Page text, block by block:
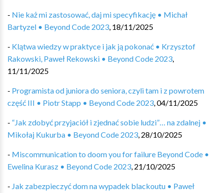
- Nie każ mi zastosować, daj mi specyfikację • Michał
Bartyzel • Beyond Code 2023, 18/11/2025
- Klątwa wiedzy w praktyce i jak ją pokonać • Krzysztof
Rakowski, Paweł Rekowski • Beyond Code 2023,
11/11/2025
- Programista od juniora do seniora, czyli tam i z powrotem
część III • Piotr Stapp • Beyond Code 2023,04/11/2025
- “Jak zdobyć przyjaciół i zjednać sobie ludzi”… na zdalnej •
Mikołaj Kukurba • Beyond Code 2023, 28/10/2025
- Miscommunication to doom you for failure Beyond Code •
Ewelina Kurasz • Beyond Code 2023, 21/10/2025
- Jak zabezpieczyć dom na wypadek blackoutu • Paweł